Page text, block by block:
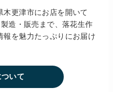
更津市にお店を開いて
造・販売まで、落花生作
報を魅力たっぷりにお届け
いて